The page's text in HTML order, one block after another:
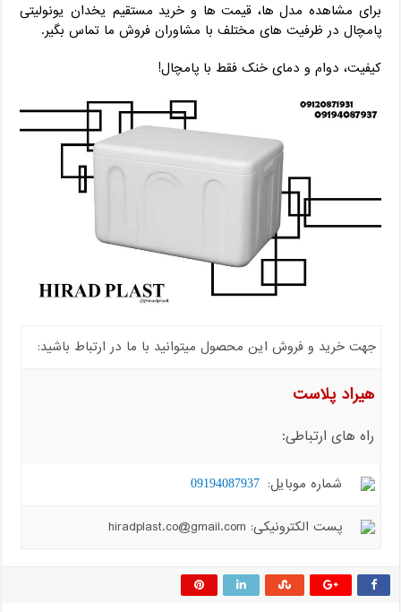
برای مشاهده مدل ‌ها، قیمت‌ ها و خرید مستقیم یخدان یونولیتی
پامچال در ظرفیت ‌های مختلف با مشاوران فروش ما تماس بگیر.
کیفیت، دوام و دمای خنک فقط با پامچال!
جهت خرید و فروش این محصول میتوانید با ما در ارتباط باشید:
هیراد پلاست
راه های ارتباطی:
شماره موبایل: 09194087937
پست الکترونیکی: hiradplast.co@gmail.com